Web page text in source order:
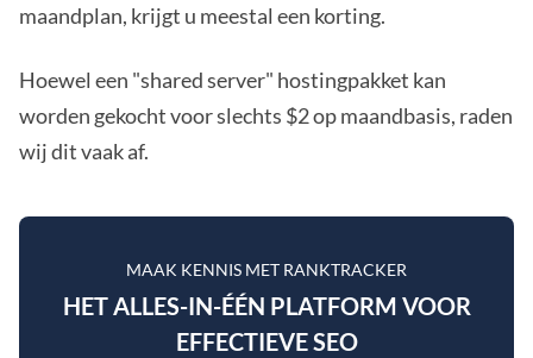
maandplan, krijgt u meestal een korting.
Hoewel een "shared server" hostingpakket kan
worden gekocht voor slechts $2 op maandbasis, raden
wij dit vaak af.
MAAK KENNIS MET RANKTRACKER
HET ALLES-IN-ÉÉN PLATFORM VOOR
EFFECTIEVE SEO